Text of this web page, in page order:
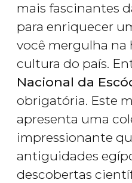
mais fascinantes
para enriquecer
você mergulha na
cultura do país.
Nacional da
obrigatória. Este
apresenta uma
impressionante
antiguidades
descobertas